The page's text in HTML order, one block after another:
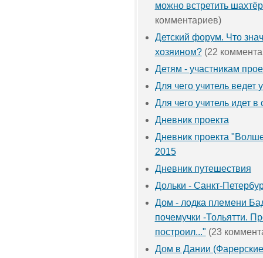
можно встретить
комментариев)
Детский форум. Что
хозяином?(22
Детям - участникам
Для чего учитель ведет
Для чего учитель идет в
Дневник проекта
Дневник проекта
2015
Дневник путешествия
Дольки - Санкт-
Дом - лодка племени
почемучки -Тольятти.
построил..." (23
Дом в Дании